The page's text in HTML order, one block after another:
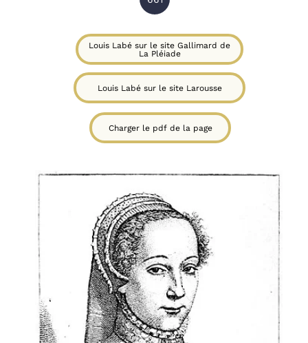
Charger le pdf de la page
Louis Labé sur le site Larousse
Louis Labé sur le site Gallimard de
La Pléiade